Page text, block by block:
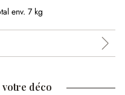
env. 7 kg
déco